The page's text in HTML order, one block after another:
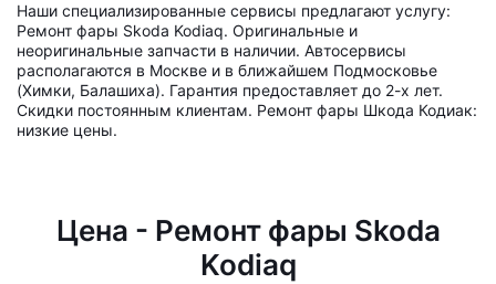
Наши специализированные сервисы предлагают услугу:
Ремонт фары Skoda Kodiaq. Оригинальные и
неоригинальные запчасти в наличии. Автосервисы
располагаются в Москве и в ближайшем Подмосковье
(Химки, Балашиха). Гарантия предоставляет до 2-х лет.
Скидки постоянным клиентам. Ремонт фары Шкода Кодиак:
низкие цены.
Цена - Ремонт фары Skoda
Kodiaq